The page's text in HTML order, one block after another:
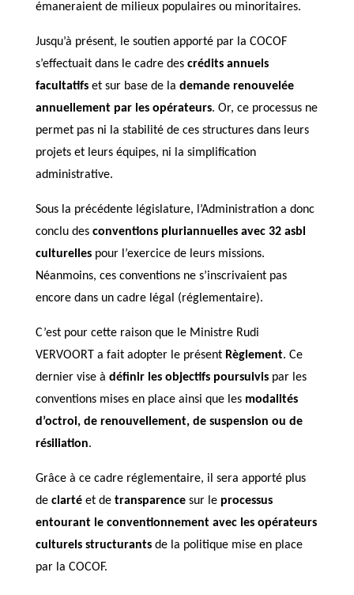
émaneraient de milieux populaires ou minoritaires.
Jusqu’à présent, le soutien apporté par la COCOF
s’effectuait dans le cadre des crédits annuels
facultatifset sur base de la demande renouvelée
annuellement par les opérateurs. Or, ce processus ne
permet pas ni la stabilité de ces structures dans leurs
projets et leurs équipes, ni la simplification
administrative.
Sous la précédente législature, l’Administration a donc
conclu des conventions pluriannuelles avec 32 asbl
culturellespour l’exercice de leurs missions.
Néanmoins, ces conventions ne s’inscrivaient pas
encore dans un cadre légal (réglementaire).
C’est pour cette raison que le Ministre Rudi
VERVOORT a fait adopter le présent Règlement. Ce
dernier vise à définir les objectifs poursuivispar les
conventions mises en place ainsi que les modalités
d’octroi, de renouvellement, de suspension ou de
résiliation.
Grâce à ce cadre réglementaire, il sera apporté plus
de clartéet de transparencesur le processus
entourant le conventionnement avec les opérateurs
culturels structurantsde la politique mise en place
par la COCOF.